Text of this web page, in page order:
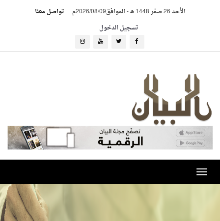
الأحد 26 صفر 1448 هـ -الموافق2026/08/09م
تواصل معنا
تسجيل الدخول
Toggle
navigation